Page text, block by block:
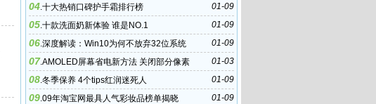
01-09
04.十大热销口碑护手霜排行榜
01-09
05.十款洗面奶新体验 谁是NO.1
01-09
06.深度解读：Win10为何不放弃32位系统
01-03
07.AMOLED屏幕省电新方法 关闭部分像素
01-09
08.冬季保养 4个tips红润迷死人
01-09
09.09年淘宝网最具人气彩妆品榜单揭晓